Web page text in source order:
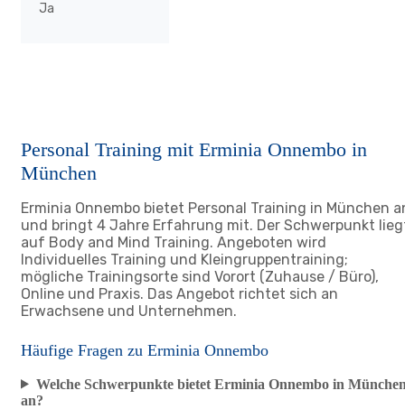
Ja
Personal Training mit Erminia Onnembo in
München
Erminia Onnembo bietet Personal Training in München
und bringt 4 Jahre Erfahrung mit. Der Schwerpunkt
auf Body and Mind Training. Angeboten wird
Individuelles Training und Kleingruppentraining;
mögliche Trainingsorte sind Vorort (Zuhause / Büro),
Online und Praxis. Das Angebot richtet sich an
Erwachsene und Unternehmen.
Häufige Fragen zu Erminia Onnembo
Welche Schwerpunkte bietet Erminia Onnembo in
an?